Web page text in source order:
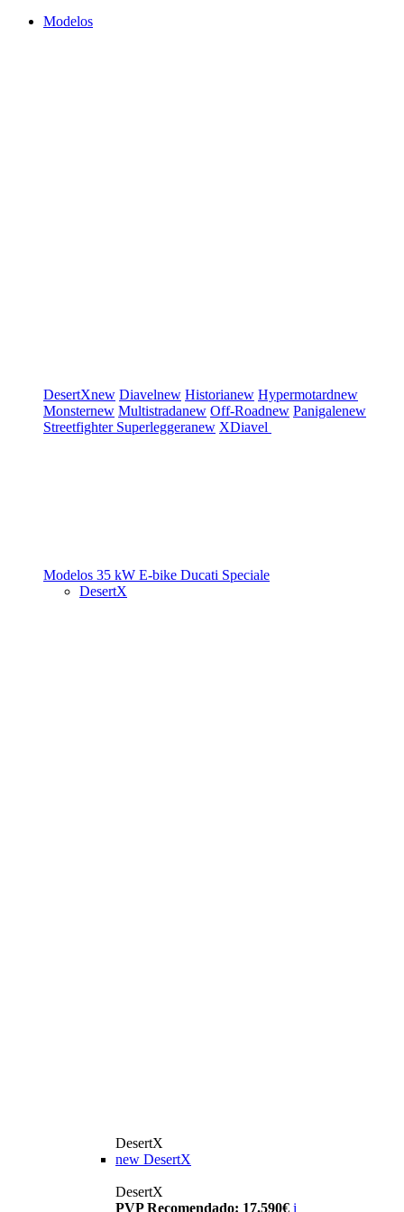
Modelos
DesertXnew Diavelnew Historianew Hypermotardnew
Monsternew Multistradanew Off-Roadnew Panigalenew
Streetfighter Superleggeranew XDiavel
Modelos 35 kW E-bike Ducati Speciale
DesertX
DesertX
new DesertX
DesertX
PVP Recomendado: 17.590€ i